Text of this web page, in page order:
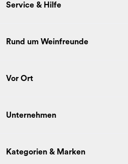
Service & Hilfe
Rund um Weinfreunde
Vor Ort
Unternehmen
Kategorien & Marken